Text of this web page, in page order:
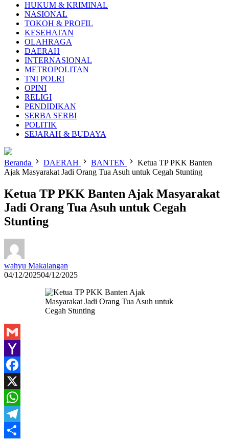
HUKUM & KRIMINAL
NASIONAL
TOKOH & PROFIL
KESEHATAN
OLAHRAGA
DAERAH
INTERNASIONAL
METROPOLITAN
TNI POLRI
OPINI
RELIGI
PENDIDIKAN
SERBA SERBI
POLITIK
SEJARAH & BUDAYA
Beranda DAERAH BANTEN
Ketua TP PKK Banten
Ajak Masyarakat Jadi Orang Tua Asuh untuk Cegah Stunting
Ketua TP PKK Banten Ajak Masyarakat
Jadi Orang Tua Asuh untuk Cegah
Stunting
wahyu Makalangan
04/12/202504/12/2025
Gmail
Yahoo
Mail
Facebook
X
WhatsApp
Telegram